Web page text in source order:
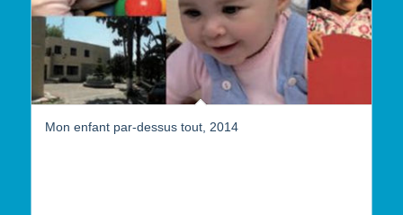
Mon enfant par-dessus tout, 2014